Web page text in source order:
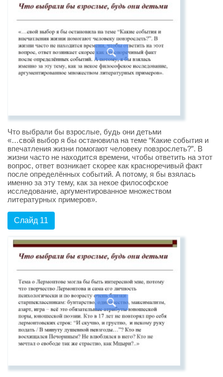
Что выбрали бы взрослые, будь они детьми
«…свой выбор я бы остановила на теме “Какие события и
впечатления жизни помогают человеку повзрослеть?”. В
жизни часто не находится времени, чтобы ответить на этот
вопрос, ответ возникает скорее как красноречивый факт
после определённых событий. А потому, я бы взялась
именно за эту тему, как за некое философское
исследование, аргументированное множеством
литературных примеров».
Слайд 11